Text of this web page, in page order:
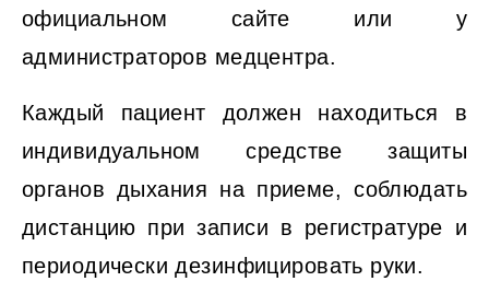
официальном сайте или у
администраторов медцентра.
Каждый пациент должен находиться в
индивидуальном средстве защиты
органов дыхания на приеме, соблюдать
дистанцию при записи в регистратуре и
периодически дезинфицировать руки.